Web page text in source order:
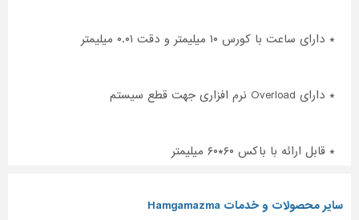
* دارای ساعت با کورس ۱۰ میلیمتر و دقت ۰.۰۱ میلیمتر
* دارای Overload نرم افزاری جهت قطع سیستم
* قابل ارائه با باکس ۶۰*۶۰ میلیمتر
سایر محصولات و خدمات Hamgamazma